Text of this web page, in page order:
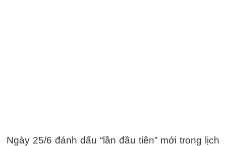
Ngày 25/6 đánh dấu “lần đầu tiên” mới trong lịch